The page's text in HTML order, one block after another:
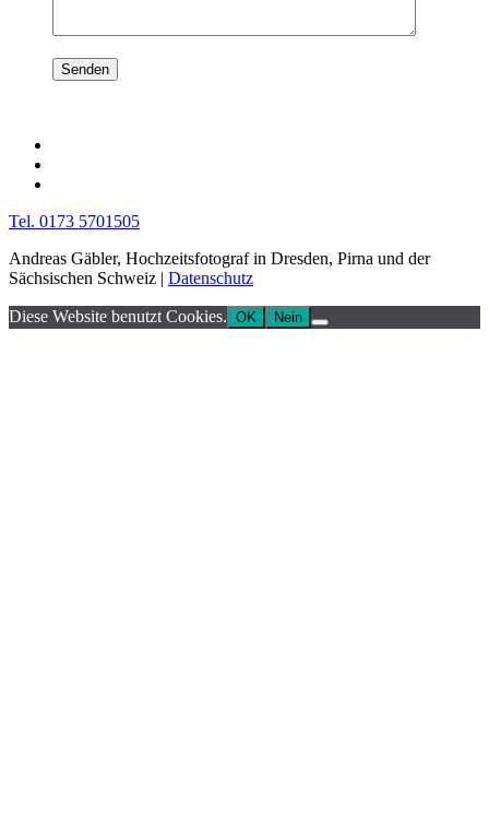
Tel. 0173 5701505
Andreas Gäbler, Hochzeitsfotograf in Dresden, Pirna und der
Sächsischen Schweiz | Datenschutz
Diese Website benutzt Cookies. OK Nein